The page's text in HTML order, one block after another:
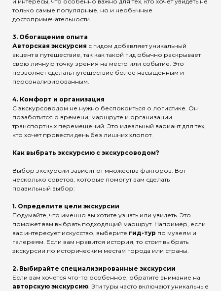
только самые популярные, но и необычные
достопримечательности.
3. Обогащение опыта
Авторская экскурсия с гидом добавляет уникальный
акцент в путешествие, так как такой гид обычно раскрывает
свою личную точку зрения на место или событие. Это
позволяет сделать путешествие более насыщенным и
персонализированным.
4. Комфорт и организация
С экскурсоводом не нужно беспокоиться о логистике. Он
позаботится о времени, маршруте и организации
транспортных перемещений. Это идеальный вариант для тех,
кто хочет провести день без лишних хлопот.
Как выбрать экскурсию с экскурсоводом?
Выбор экскурсии зависит от множества факторов. Вот
несколько советов, которые помогут вам сделать
правильный выбор:
1. Определите цели экскурсии
Подумайте, что именно вы хотите узнать или увидеть. Это
поможет вам выбрать подходящий маршрут. Например, если
вас интересует искусство, выберите гид-тур по музеям и
галереям. Если вам нравится история, то стоит выбрать
экскурсии по историческим местам города или страны.
2. Выбирайте специализированные экскурсии
Если вам хочется что-то особенное, обратите внимание на
авторскую экскурсию. Эти туры часто включают уникальные